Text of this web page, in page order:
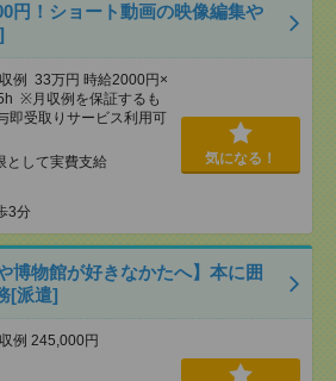
円！ショート動画の映像編集や
例 33万円 時給2000円×
※月収例を保証するも
即受取りサービス利用可
として実費支給
3分
気になる！
博物館が好きなかたへ】本に囲
[派遣]
例 245,000円